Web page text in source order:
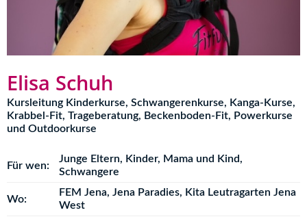
Elisa Schuh
Kursleitung Kinderkurse, Schwangerenkurse, Kanga-Kurse,
Krabbel-Fit, Trageberatung, Beckenboden-Fit, Powerkurse
und Outdoorkurse
Für wen:
Junge Eltern, Kinder, Mama und Kind,
Schwangere
Wo:
FEM Jena, Jena Paradies, Kita Leutragarten Jena
West